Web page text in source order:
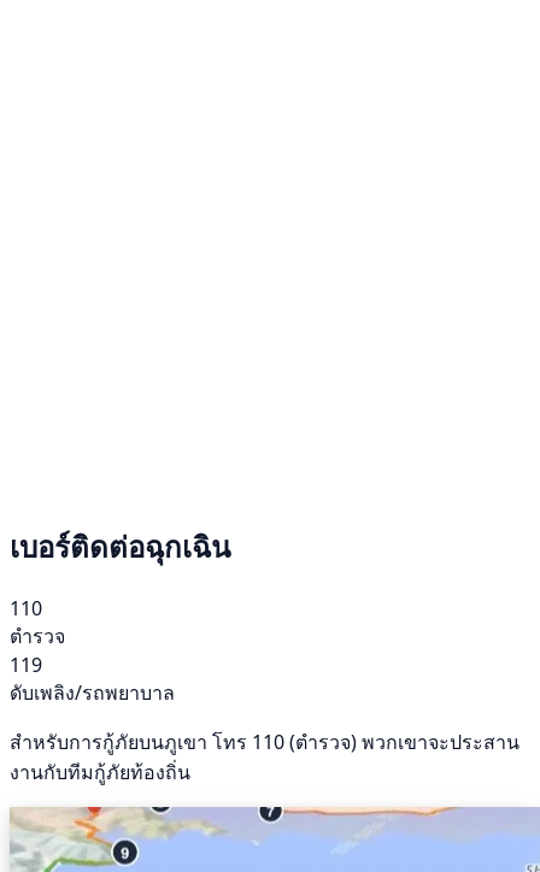
เบอร์ติดต่อฉุกเฉิน
110
ตำรวจ
119
ดับเพลิง/รถพยาบาล
สำหรับการกู้ภัยบนภูเขา โทร 110 (ตำรวจ) พวกเขาจะประสาน
งานกับทีมกู้ภัยท้องถิ่น